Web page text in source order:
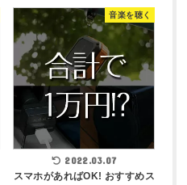
音楽を聴く
2022.03.07
スマホがあればOK! おすすめス